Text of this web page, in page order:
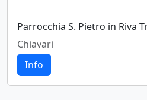
Parrocchia S. Pietro in Riva
Chiavari
Info